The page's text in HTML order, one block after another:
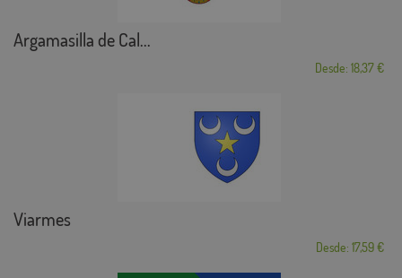
Argamasilla de Cal...
Desde: 18,37 €
Viarmes
Desde: 17,59 €